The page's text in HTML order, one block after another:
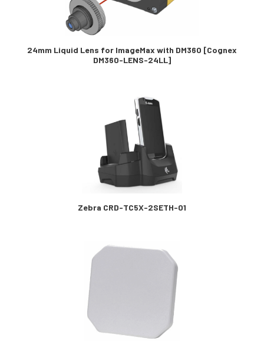
24mm Liquid Lens for ImageMax with DM360 [Cognex
DM360-LENS-24LL]
Zebra CRD-TC5X-2SETH-01